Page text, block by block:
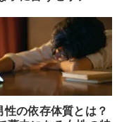
性の依存体質とは？